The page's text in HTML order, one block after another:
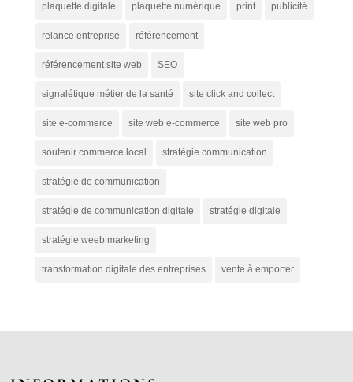
plaquette digitale plaquette numérique print publicité
relance entreprise référencement
référencement site web SEO
signalétique métier de la santé site click and collect
site e-commerce site web e-commerce site web pro
soutenir commerce local stratégie communication
stratégie de communication
stratégie de communication digitale stratégie digitale
stratégie weeb marketing
transformation digitale des entreprises vente à emporter